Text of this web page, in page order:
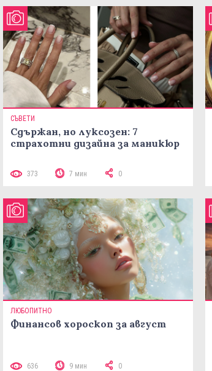
СЪВЕТИ
Сдържан, но луксозен: 7
страхотни дизайна за маникюр
373 7 мин 0
ЛЮБОПИТНО
Финансов хороскоп за август
636 9 мин 0